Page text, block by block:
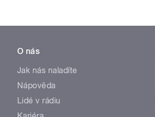
O nás
Jak nás naladíte
Nápověda
Lidé v rádiu